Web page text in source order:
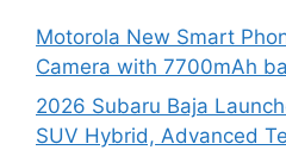
Motorola New Smart
Camera with 7700mAh
2026 Subaru Baja
SUV Hybrid, Advanced